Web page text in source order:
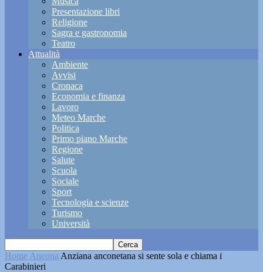
Presentazione libri
Religione
Sagra e gastronomia
Teatro
Attualità
Ambiente
Avvisi
Cronaca
Economia e finanza
Lavoro
Meteo Marche
Politica
Primo piano Marche
Regione
Salute
Scuola
Sociale
Sport
Tecnologia e scienze
Turismo
Università
Home Ancona Anziana anconetana si sente sola e chiama i
Carabinieri